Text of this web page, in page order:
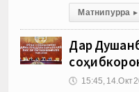
Матни пурра ▸
Дар
🕔 15:45, 14.Окт